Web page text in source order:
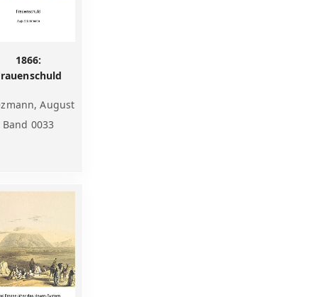
1866:
August
Band 0033